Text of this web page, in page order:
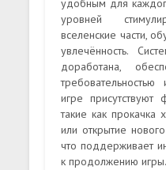
удобным для
уровней
вселенские части,
увлечённость.
доработана,
игре присутствуют
такие как прокачка
или открытие
что поддерживает
к продолжению игры.